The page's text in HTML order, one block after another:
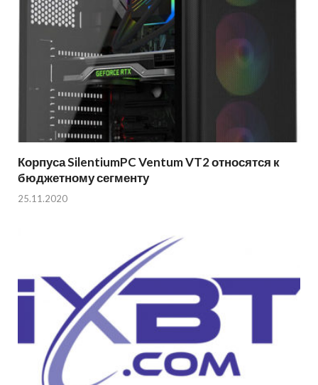
Корпуса SilentiumPC Ventum VT2 относятся к
бюджетному сегменту
25.11.2020